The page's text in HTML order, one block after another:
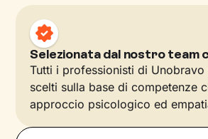
Selezionata dal nostro team
Tutti i professionisti di Unobravo
scelti sulla base di competenze
approccio psicologico ed